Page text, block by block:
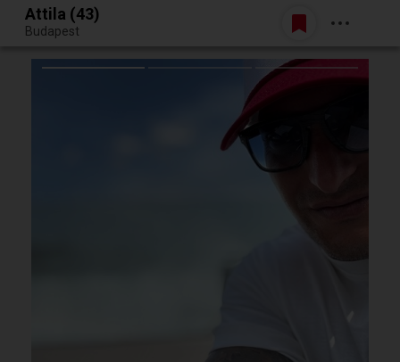
Egy jó randiból bármi lehet.
Belépés
Attila (43)
Budapest